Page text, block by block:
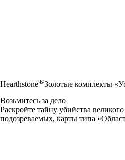
Hearthstone®Золотые комплекты
Возьмитесь за дело
Раскройте тайну убийства
подозреваемых, карты типа